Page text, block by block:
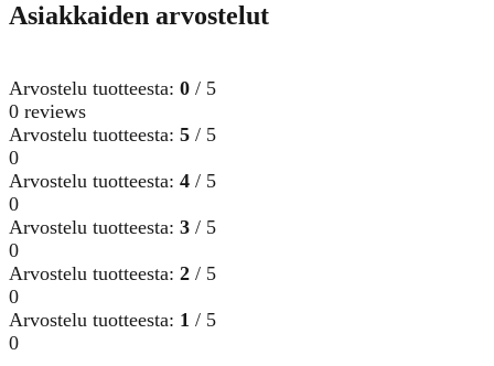
Asiakkaiden arvostelut
Arvostelu tuotteesta: 0 / 5
0 reviews
Arvostelu tuotteesta: 5 / 5
0
Arvostelu tuotteesta: 4 / 5
0
Arvostelu tuotteesta: 3 / 5
0
Arvostelu tuotteesta: 2 / 5
0
Arvostelu tuotteesta: 1 / 5
0